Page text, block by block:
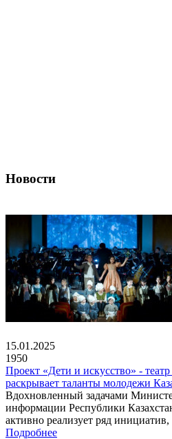
Новости
15.01.2025
1950
Проект «Дети и искусство» -
раскрывает таланты молодежи
Вдохновленный задачами
информации Республики
активно реализует ряд
Подробнее